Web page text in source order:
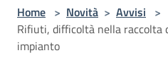
Home > Novità > Avvisi >
Rifiuti, difficoltà nella raccolta
impianto